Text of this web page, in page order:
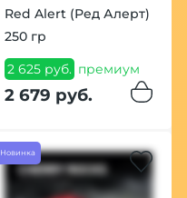
Red Alert (Ред Алерт)
250 гр
2 625 руб. премиум
2 679 руб.
Новинка